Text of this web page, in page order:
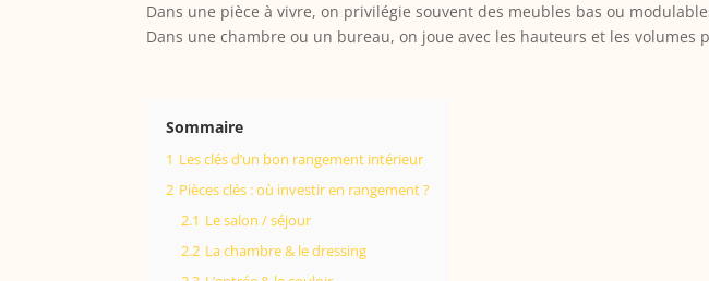
Dans une pièce à vivre, on privilégie souvent des meubles bas ou
Dans une chambre ou un bureau, on joue avec les hauteurs et les
Sommaire
1 Les clés d’un bon rangement intérieur
2 Pièces clés : où investir en rangement ?
2.1 Le salon / séjour
2.2 La chambre & le dressing